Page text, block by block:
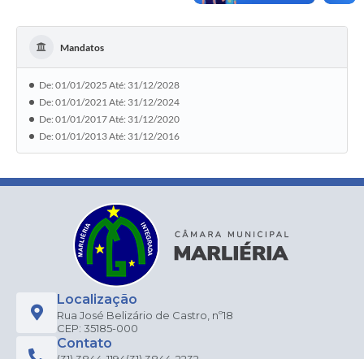
Mandatos
De: 01/01/2025 Até: 31/12/2028
De: 01/01/2021 Até: 31/12/2024
De: 01/01/2017 Até: 31/12/2020
De: 01/01/2013 Até: 31/12/2016
Localização
Rua José Belizário de Castro, nº18
CEP: 35185-000
Contato